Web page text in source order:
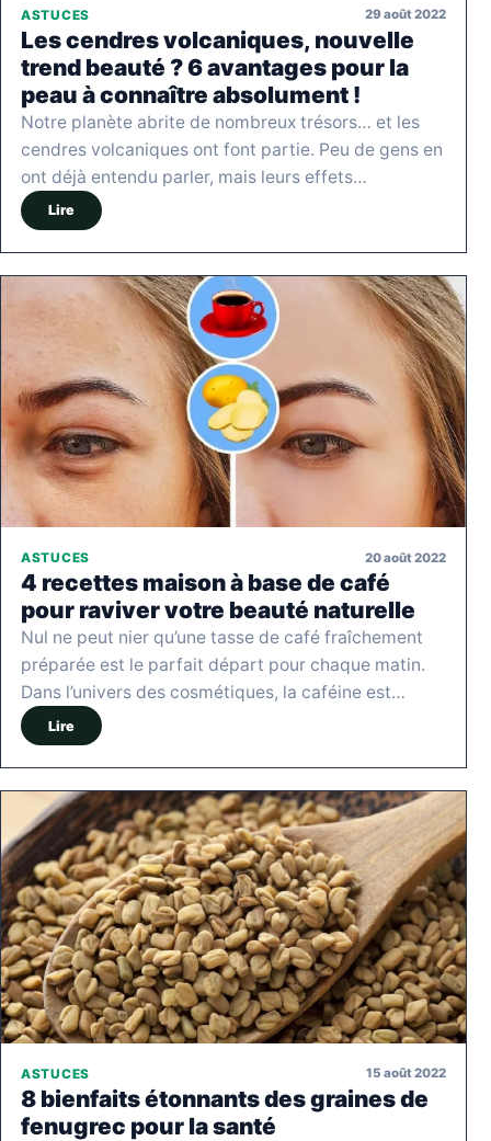
ASTUCES 29 août 2022
Les cendres volcaniques, nouvelle
trend beauté ? 6 avantages pour la
peau à connaître absolument !
Notre planète abrite de nombreux trésors… et les
cendres volcaniques ont font partie. Peu de gens en
ont déjà entendu parler, mais leurs effets…
Lire
ASTUCES 20 août 2022
4 recettes maison à base de café
pour raviver votre beauté naturelle
Nul ne peut nier qu’une tasse de café fraîchement
préparée est le parfait départ pour chaque matin.
Dans l’univers des cosmétiques, la caféine est…
Lire
ASTUCES 15 août 2022
8 bienfaits étonnants des graines de
fenugrec pour la santé